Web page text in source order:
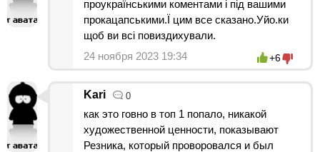
проукраїнськими коментами і під вашими
прокацапськими.Ї цим все сказано.Уйо.ки
щоб ви всі повиздихували.
24 ноября 2023 19:34
+6
Kari 0
как это говно в топ 1 попало, никакой
художественной ценности, показывают
Резника, который проворовался и был